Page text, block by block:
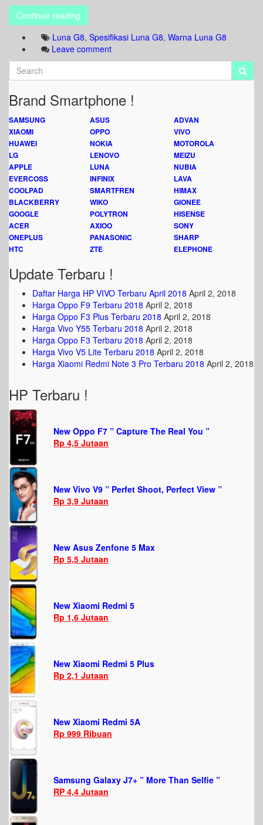
Continue reading
Luna G8, Spesifikasi Luna G8, Warna Luna G8
Leave comment
Brand Smartphone !
SAMSUNG ASUS
ADVAN
XIAOMI
OPPO
VIVO
HUAWEI
NOKIA
MOTOROLA
LG
LENOVO
MEIZU
APPLE
LUNA
NUBIA
EVERCOSS
INFINIX
LAVA
COOLPAD
SMARTFREN
HIMAX
BLACKBERRY
WIKO
GIONEE
GOOGLE
POLYTRON
HISENSE
ACER
AXIOO
SONY
ONEPLUS
PANASONIC
SHARP
HTC
ZTE ELEPHONE
Update Terbaru !
Daftar Harga HP VIVO Terbaru April 2018 April 2, 2018
Harga Oppo F9 Terbaru 2018 April 2, 2018
Harga Oppo F3 Plus Terbaru 2018 April 2, 2018
Harga Vivo Y55 Terbaru 2018 April 2, 2018
Harga Oppo F3 Terbaru 2018 April 2, 2018
Harga Vivo V5 Lite Terbaru 2018 April 2, 2018
Harga Xiaomi Redmi Note 3 Pro Terbaru 2018 April 2, 2018
HP Terbaru !
New Oppo F7 ” Capture The Real You ”
Rp 4,5 Jutaan
New Vivo V9 ” Perfet Shoot, Perfect View ”
Rp 3,9 Jutaan
New Asus Zenfone 5 Max
Rp 5,5 Jutaan
New Xiaomi Redmi 5
Rp 1,6 Jutaan
New Xiaomi Redmi 5 Plus
Rp 2,1 Jutaan
New Xiaomi Redmi 5A
Rp 999 Ribuan
Samsung Galaxy J7+ ” More Than Selfie ”
RP 4,4 Jutaan